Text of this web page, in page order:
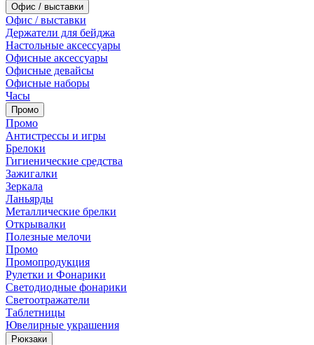
Офис / выставки
Офис / выставки
Держатели для бейджа
Настольные аксессуары
Офисные аксессуары
Офисные девайсы
Офисные наборы
Часы
Промо
Промо
Антистрессы и игры
Брелоки
Гигиенические средства
Зажигалки
Зеркала
Ланьярды
Металлические брелки
Открывалки
Полезные мелочи
Промо
Промопродукция
Рулетки и Фонарики
Светодиодные фонарики
Светоотражатели
Таблетницы
Ювелирные украшения
Рюкзаки